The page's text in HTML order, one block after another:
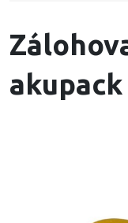
akupack